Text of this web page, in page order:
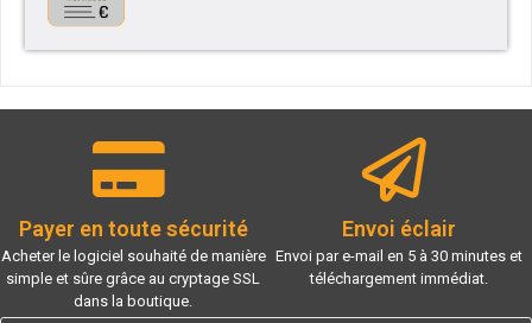
Payer en toute sécurité
Acheter le logiciel souhaité de manière
simple et sûre grâce au cryptage SSL
dans la boutique.
Envoi éclair
Envoi par e-mail en 5 à 30 minutes et
téléchargement immédiat.